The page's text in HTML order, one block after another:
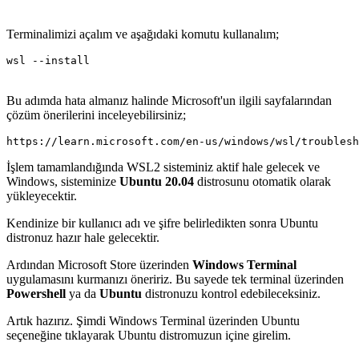
Terminalimizi açalım ve aşağıdaki komutu kullanalım;
wsl --install
Bu adımda hata almanız halinde Microsoft'un ilgili sayfalarından
çözüm önerilerini inceleyebilirsiniz;
https://learn.microsoft.com/en-us/windows/wsl/
İşlem tamamlandığında WSL2 sisteminiz aktif hale gelecek ve
Windows, sisteminize Ubuntu 20.04 distrosunu otomatik olarak
yükleyecektir.
Kendinize bir kullanıcı adı ve şifre belirledikten sonra Ubuntu
distronuz hazır hale gelecektir.
Ardından Microsoft Store üzerinden Windows Terminal
uygulamasını kurmanızı öneririz. Bu sayede tek terminal üzerinden
Powershell ya da Ubuntu distronuzu kontrol edebileceksiniz.
Artık hazırız. Şimdi Windows Terminal üzerinden Ubuntu
seçeneğine tıklayarak Ubuntu distromuzun içine girelim.